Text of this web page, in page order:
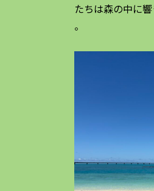
たちは森の中に
。